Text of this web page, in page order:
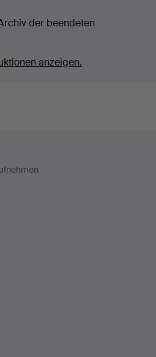
der beendeten
anzeigen.